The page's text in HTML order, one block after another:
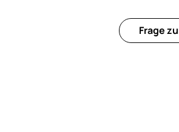
Frage